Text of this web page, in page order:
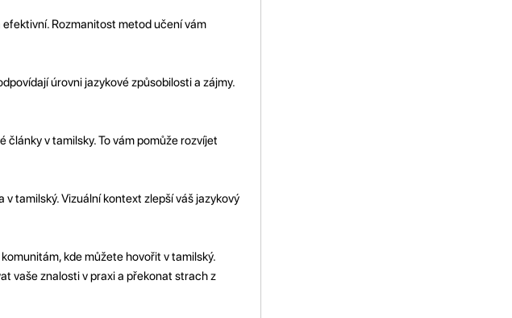
Rozmanitost metod učení vám
úrovni jazykové způsobilosti a zájmy.
v tamilsky. To vám pomůže rozvíjet
tamilský. Vizuální kontext zlepší váš jazykový
kde můžete hovořit v tamilský.
vaše znalosti v praxi a překonat strach z